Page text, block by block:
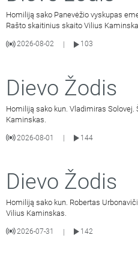
Homiliją sako Panevėžio vyskupas
Rašto skaitinius skaito Vilius
2026-08-02
103
Dievo Žodis
Homiliją sako kun. Vladimiras
Kaminskas.
2026-08-01
144
Dievo Žodis
Homiliją sako kun. Robertas
Vilius Kaminskas.
2026-07-31 |
142